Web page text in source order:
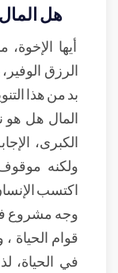
هل
أيها
الرزق
بد من هذا
المال هل هو
الكبرى،
ولكنه
اكتسب
وجه مشروع
قوام الحياة
في